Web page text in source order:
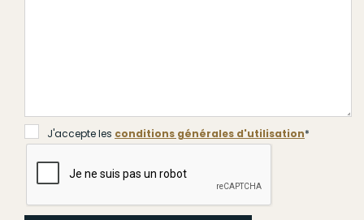
J'accepte les conditions générales d'utilisation*